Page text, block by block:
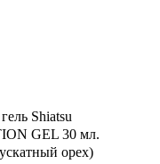
Shiatsu
GEL 30 мл.
орех)